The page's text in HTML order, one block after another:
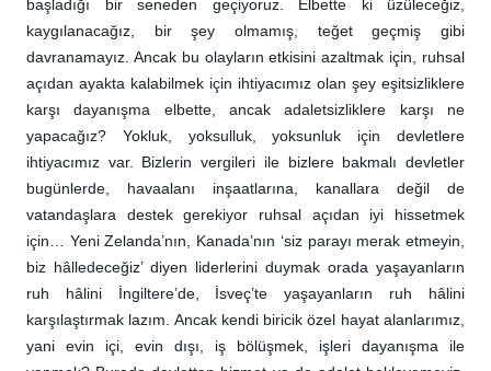
başladığı bir seneden geçiyoruz. Elbette ki üzüleceğiz,
kaygılanacağız, bir şey olmamış, teğet geçmiş gibi
davranamayız. Ancak bu olayların etkisini azaltmak için, ruhsal
açıdan ayakta kalabilmek için ihtiyacımız olan şey eşitsizliklere
karşı dayanışma elbette, ancak adaletsizliklere karşı ne
yapacağız? Yokluk, yoksulluk, yoksunluk için devletlere
ihtiyacımız var. Bizlerin vergileri ile bizlere bakmalı devletler
bugünlerde, havaalanı inşaatlarına, kanallara değil de
vatandaşlara destek gerekiyor ruhsal açıdan iyi hissetmek
için… Yeni Zelanda’nın, Kanada’nın ‘siz parayı merak etmeyin,
biz hâlledeceğiz’ diyen liderlerini duymak orada yaşayanların
ruh hâlini İngiltere’de, İsveç’te yaşayanların ruh hâlini
karşılaştırmak lazım. Ancak kendi biricik özel hayat alanlarımız,
yani evin içi, evin dışı, iş bölüşmek, işleri dayanışma ile